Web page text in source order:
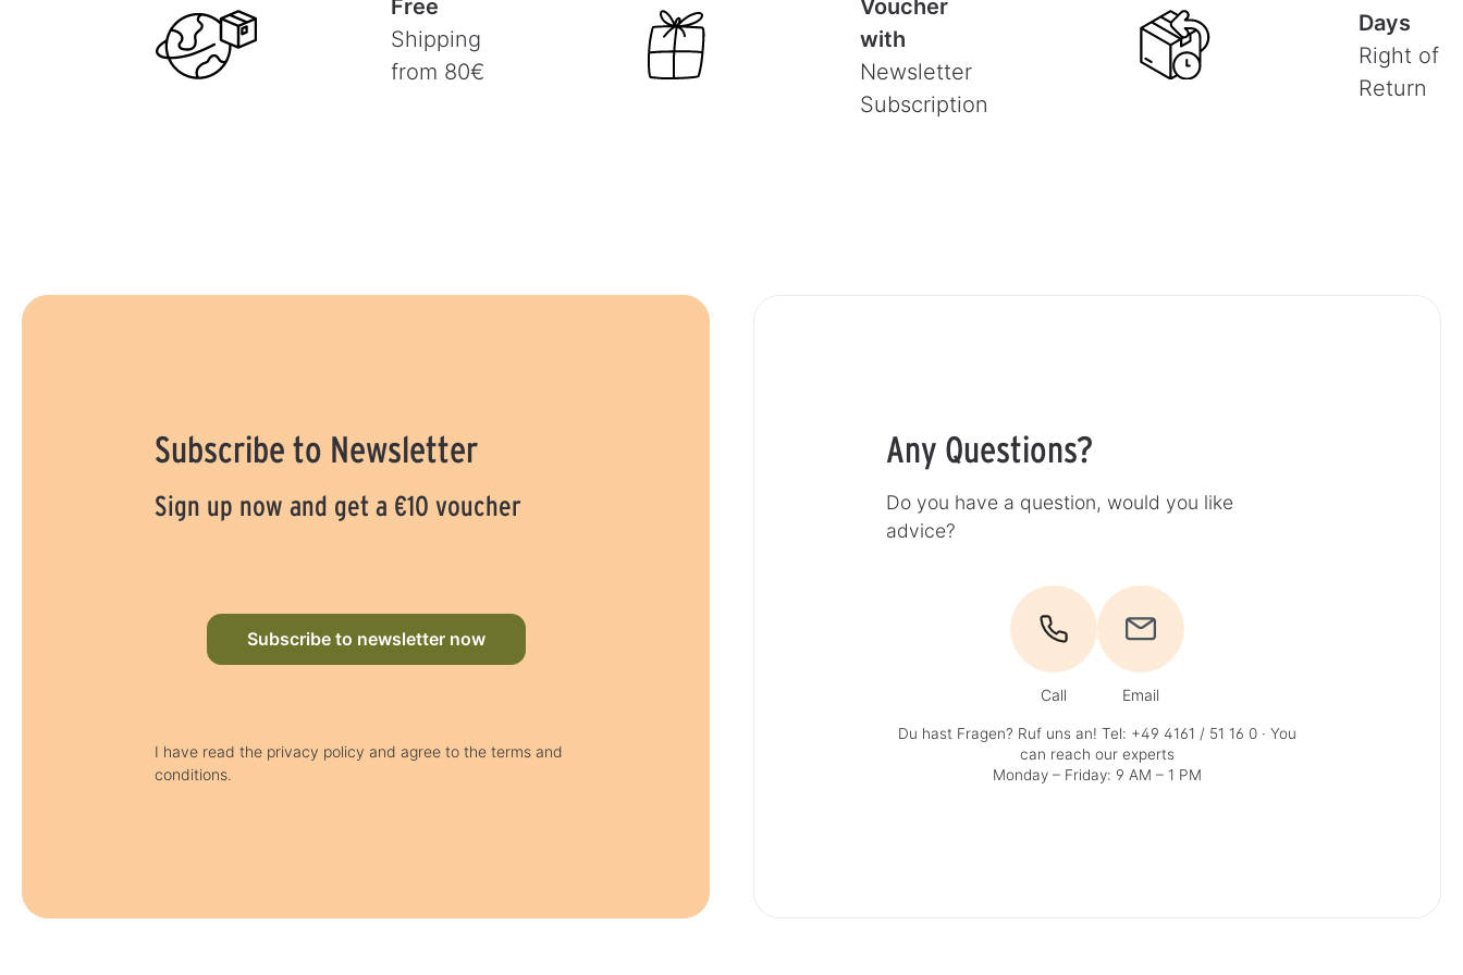
Free
Shipping
from 80€
Voucher
with
Newsletter
Subscription
Days
Right of
Return
Subscribe to Newsletter
Sign up now and get a €10 voucher
Subscribe to newsletter now
I have read the privacy policy and agree to the terms and
conditions.
Any Questions?
Do you have a question, would you like
advice?
Call Email
Du hast Fragen? Ruf uns an! Tel: +49 4161 / 51 16 0 · You
can reach our experts
Monday – Friday: 9 AM – 1 PM